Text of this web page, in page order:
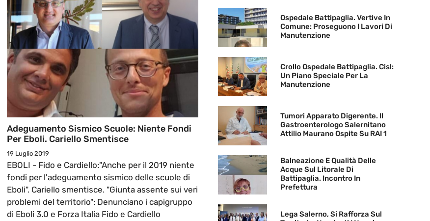
Adeguamento Sismico Scuole: Niente Fondi
Per Eboli. Cariello Smentisce
19 Luglio 2019
EBOLI - Fido e Cardiello:"Anche per il 2019 niente
fondi per l'adeguamento sismico delle scuole di
Eboli". Cariello smentisce. "Giunta assente sui veri
problemi del territorio": Denunciano i capigruppo
di Eboli 3.0 e Forza Italia Fido e Cardiello
Ospedale Battipaglia. Vertive In
Comune: Proseguono I Lavori Di
Manutenzione
Crollo Ospedale Battipaglia. Cisl:
Un Piano Speciale Per La
Manutenzione
Tumori Apparato Digerente. Il
Gastroenterologo Salernitano
Attilio Maurano Ospite Su RAI 1
Balneazione E Qualità Delle
Acque Sul Litorale Di
Battipaglia. Incontro In
Prefettura
Lega Salerno, Si Rafforza Sul